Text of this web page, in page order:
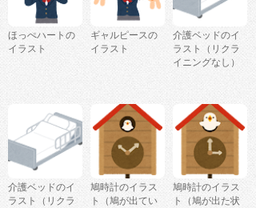
ほっぺハートの
イラスト
ギャルピースの
イラスト
介護ベッドのイ
ラスト（リクラ
イニングなし）
介護ベッドのイ
ラスト（リクラ
鳩時計のイラス
ト（鳩が出てい
鳩時計のイラス
ト（鳩が出た状